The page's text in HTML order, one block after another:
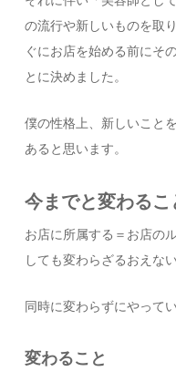
の流行や新しいものを取
ぐにお店を始める前にそ
とに決めました。
僕の性格上、新しいこと
あると思います。
今までと変わる
お店に所属する＝お店の
しても変わらざるおえな
同時に変わらずにやって
変わること